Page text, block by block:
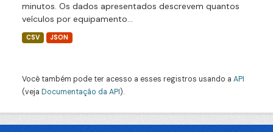
minutos. Os dados apresentados descrevem quantos
veículos por equipamento...
CSV JSON
Você também pode ter acesso a esses registros usando a API
(veja Documentação da API).